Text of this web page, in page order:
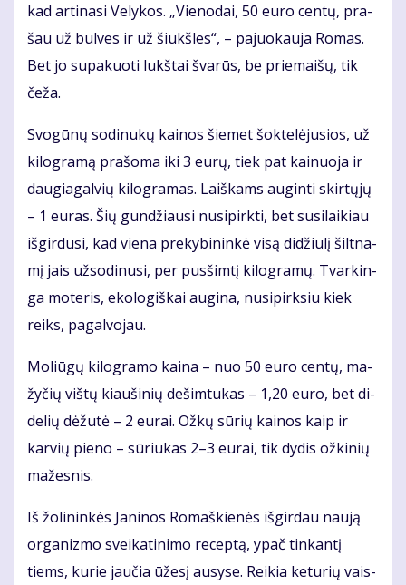
kad ar­ti­na­si Ve­ly­kos. „Vie­no­dai, 50 eu­ro cen­tų, pra­
šau už bul­ves ir už šiukš­les“, – pa­juo­kau­ja Ro­mas.
Bet jo su­pa­kuo­ti lukš­tai šva­rūs, be prie­mai­šų, tik
če­ža.
Svo­gū­nų so­di­nu­kų kai­nos šie­met šok­te­lė­ju­sios, už
ki­log­ra­mą pra­šo­ma iki 3 eu­rų, tiek pat kai­nuo­ja ir
dau­gia­gal­vių ki­log­ra­mas. Laiš­kams au­gin­ti skir­tų­jų
– 1 eu­ras. Šių gun­džiau­si nu­si­pirk­ti, bet su­si­lai­kiau
iš­gir­du­si, kad vie­na pre­ky­bi­nin­kė vi­są di­džiu­lį šilt­na­
mį jais už­so­di­nu­si, per pus­šim­tį ki­log­ra­mų. Tvar­kin­
ga mo­te­ris, eko­lo­giš­kai au­gi­na, nu­si­pirk­siu kiek
reiks, pa­gal­vo­jau.
Mo­liū­gų ki­log­ra­mo kai­na – nuo 50 eu­ro cen­tų, ma­
žy­čių viš­tų kiau­ši­nių de­šim­tu­kas – 1,20 eu­ro, bet di­
de­lių dė­žu­tė – 2 eu­rai. Ož­kų sū­rių kai­nos kaip ir
kar­vių pie­no – sū­riu­kas 2–3 eu­rai, tik dy­dis ož­ki­nių
ma­žes­nis.
Iš žo­li­nin­kės Ja­ni­nos Ro­maš­kie­nės iš­gir­dau nau­ją
or­ga­niz­mo svei­ka­ti­ni­mo re­cep­tą, ypač tin­kan­tį
tiems, ku­rie jau­čia ūže­sį au­sy­se. Rei­kia ke­tu­rių vais­